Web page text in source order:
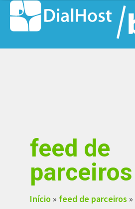
feed de
parceiros
Início » feed de parceiros »